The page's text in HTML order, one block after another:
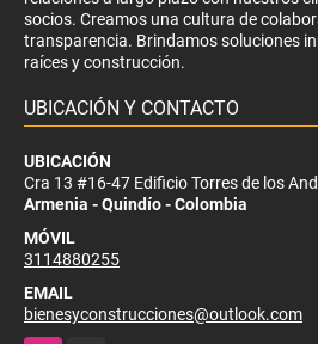
socios. Creamos una cultura de
transparencia. Brindamos soluciones
raíces y construcción.
UBICACIÓN Y CONTACTO
UBICACIÓN
Cra 13 #16-47 Edificio Torres de los
Armenia - Quindío - Colombia
MÓVIL
3114880255
EMAIL
bienesyconstrucciones@outlook.com